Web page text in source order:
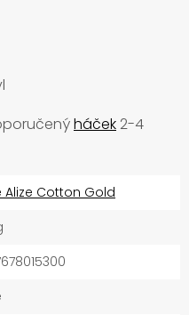
háček 2-4
Alize Cotton Gold